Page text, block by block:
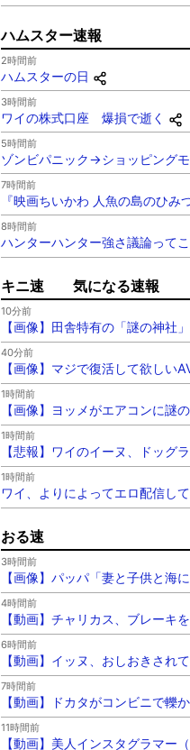
ハムスター速報
2時間前
ハムスターの日
3時間前
ワイの株式口座 爆損で逝く
5時間前
ゾンビパニック→ショッピング
7時間前
『映画ちいかわ 人魚の島のひ
8時間前
ハンターハンター強さ議論って
キニ速 気になる速報
10分前
【画像】田舎特有の「謎の神
40分前
【画像】マジで復活して欲しい
1時間前
【画像】ヨッメがエアコンに謎
1時間前
【悲報】ワイのイーヌ、ドッグ
1時間前
ワイ、よりによってエロ配信し
おる速
3時間前
【画像】パッパ「妻と子供と海
4時間前
【動画】チャリカス、ブレーキ
6時間前
【動画】イッヌ、おしおきされ
7時間前
【動画】ドカタがコンビニで轢
11時間前
【動画】美人インスタグラマー